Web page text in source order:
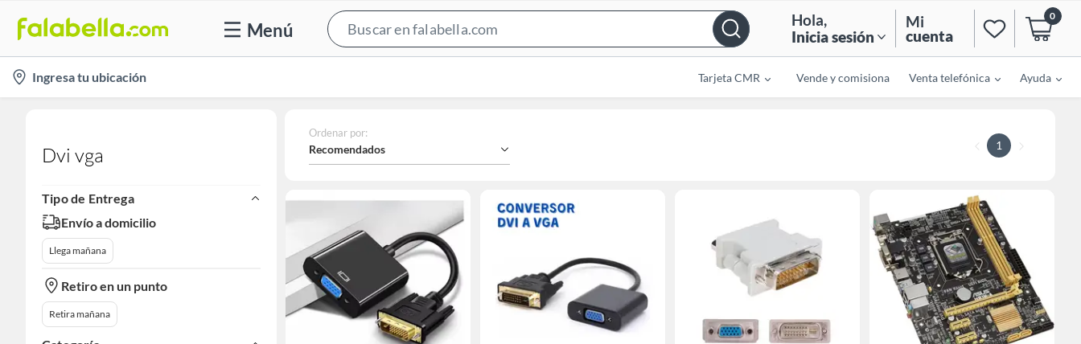
Menú
Bar
Hola,
Inicia sesión
Mi
cuenta
0
location-
icon
Ingresa tu ubicación Tarjeta CMR Vende y comisiona Venta telefónica Ayuda
Dvi vga
Tipo de Entrega
Envío a domicilio
Llega mañana
Retiro en un punto
Retira mañana
Ordenar por:
Recomendados 1